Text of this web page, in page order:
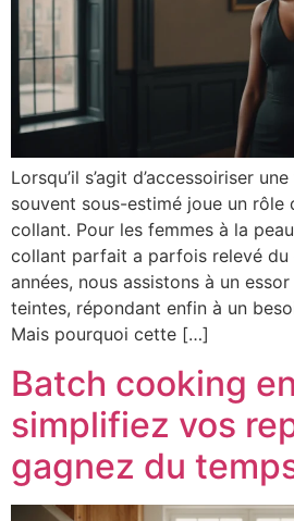
Lorsqu’il s’agit d’accessoiriser
souvent sous-estimé joue un rôle
collant. Pour les femmes à la
collant parfait a parfois relevé du
années, nous assistons à un
teintes, répondant enfin à un
Mais pourquoi cette […]
Batch cooking
simplifiez vos
gagnez du